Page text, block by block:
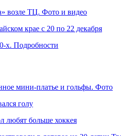
возле ТЦ. Фото и видео
крае с 20 по 22 декабря
х. Подробности
мини-платье и гольфы. Фото
голу
любят больше хоккея